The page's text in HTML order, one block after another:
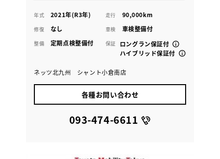
年式 2021年(R3年) 走行 90,000km
修復 なし 車検 車検整備付
整備 定期点検整備付 保証
ロングラン保証付
ハイブリッド保証付
ネッツ北九州 シャント小倉南店
各種お問い合わせ
093-474-6611